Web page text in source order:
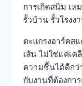
การเกิดสนิม เห
รั้วบ้าน รั้วโรงง
ตะแกรงอาร์คส
เส้น ไม่ใช่แค่เ
ความชื้นได้ดีกว่
กับงานที่ต้องกา